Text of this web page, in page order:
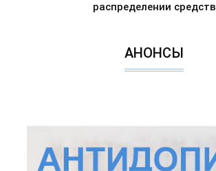
распределении средств
АНОНСЫ